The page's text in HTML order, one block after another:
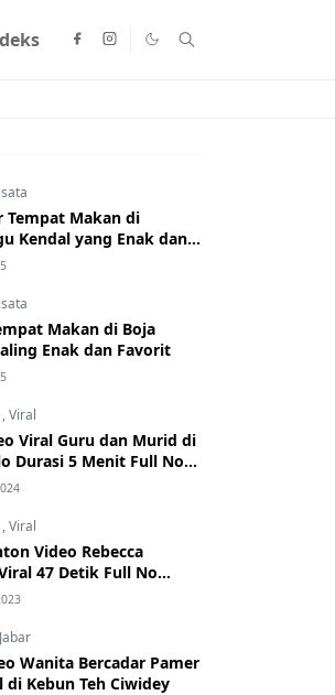
Tempat Makan di
Kendal yang Enak dan
Makan di Boja
Enak dan Favorit
,Viral
Viral Guru dan Murid di
Durasi 5 Menit Full No
di Internet,
Phising!
,Viral
Video Rebecca
47 Detik Full No
di Internet,
Jabar
Wanita Bercadar Pamer
di Kebun Teh Ciwidey